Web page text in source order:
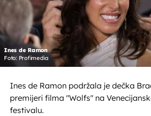
Ines de Ramon
Foto: Profimedia
Ines de Ramon podržala je dečka
premijeri filma "Wolfs" na
festivalu.